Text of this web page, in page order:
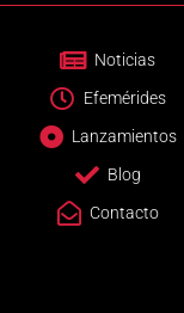
Noticias
Efemérides
Lanzamientos
Blog
Contacto